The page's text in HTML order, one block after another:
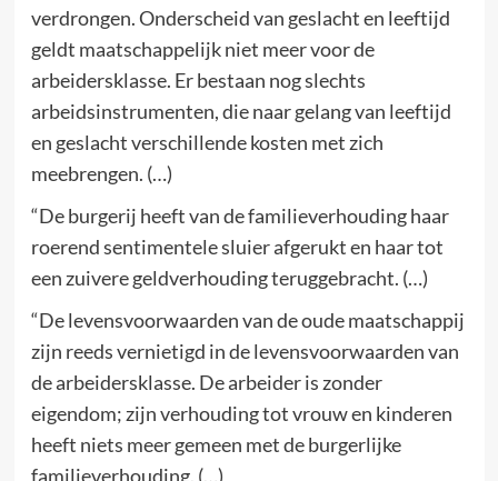
verdrongen. Onderscheid van geslacht en leeftijd
geldt maatschappelijk niet meer voor de
arbeidersklasse. Er bestaan nog slechts
arbeidsinstrumenten, die naar gelang van leeftijd
en geslacht verschillende kosten met zich
meebrengen. (…)
“De burgerij heeft van de familieverhouding haar
roerend sentimentele sluier afgerukt en haar tot
een zuivere geldverhouding teruggebracht. (…)
“De levensvoorwaarden van de oude maatschappij
zijn reeds vernietigd in de levensvoorwaarden van
de arbeidersklasse. De arbeider is zonder
eigendom; zijn verhouding tot vrouw en kinderen
heeft niets meer gemeen met de burgerlijke
familieverhouding. (…)